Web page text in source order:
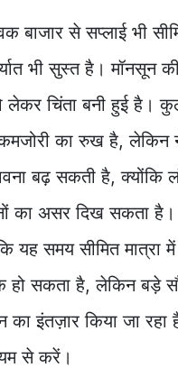
बाजार से सप्लाई भी
भी सुस्त है। मॉनसून
लेकर चिंता बनी हुई है।
का रुख है, लेकिन
बढ़ सकती है, क्योंकि
का असर दिख सकता
यह समय सीमित मात्रा
हो सकता है, लेकिन बड़े
इंतज़ार किया जा रहा
से करें।